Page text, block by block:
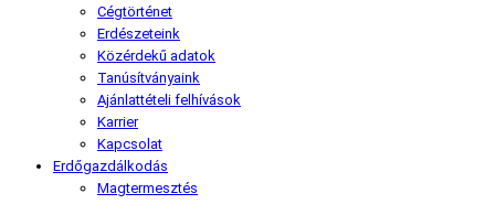
Cégtörténet
Erdészeteink
Közérdekű adatok
Tanúsítványaink
Ajánlattételi felhívások
Karrier
Kapcsolat
Erdőgazdálkodás
Magtermesztés